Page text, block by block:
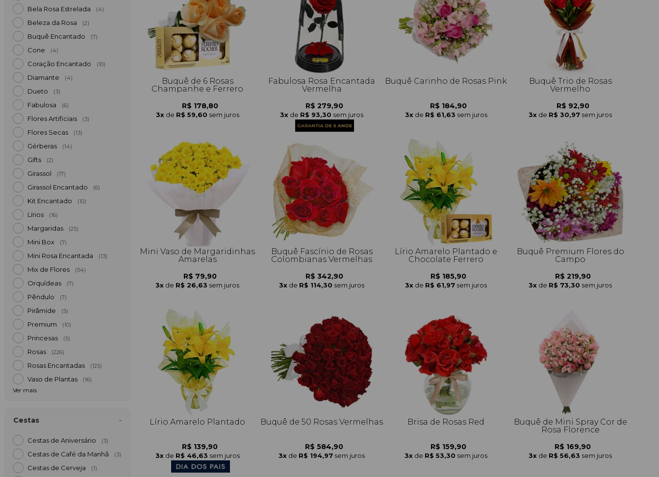
Bela Rosa Estrelada (4)
Beleza da Rosa (2)
Buquê Encantado (7)
Cone (4)
Coração Encantado (10)
Diamante (4)
Dueto (3)
Fabulosa (6)
Flores Artificiais (3)
Flores Secas (13)
Gérberas (14)
Gifts (2)
Girassol (17)
Girassol Encantado (6)
Kit Encantado (10)
Lírios (16)
Margaridas (25)
Mini Box (7)
Mini Rosa Encantada (13)
Mix de Flores (54)
Orquídeas (7)
Pêndulo (7)
Pirâmide (5)
Premium (10)
Princesas (5)
Rosas (226)
Rosas Encantadas (125)
Vaso de Plantas (16)
Ver mais
Cestas
Cestas de Aniversário (3)
Cestas de Café da Manh (3)
Cestas de Cerveja (1)
Buquê de 6 Rosas
Champanhe e Ferrero
R$ 178,80
3x de R$ 59,60 sem juros
Fabulosa Rosa Encantada
Vermelha
R$ 279,90
3x de R$ 93,30 sem juros
Buquê Carinho de Rosas Pink
R$ 184,90
3x de R$ 61,63 sem juros
Buquê Trio de Rosas
Vermelho
R$ 92,90
3x de R$ 30,97 sem juros
Mini Vaso de Margaridinhas
Amarelas
R$ 79,90
3x de R$ 26,63 sem juros
Buquê Fascínio de Rosas
Colombianas Vermelhas
R$ 342,90
3x de R$ 114,30 sem juros
Lírio Amarelo Plantado e
Chocolate Ferrero
R$ 185,90
3x de R$ 61,97 sem juros
Buquê Premium Flores do
Campo
R$ 219,90
3x de R$ 73,30 sem juros
Lírio Amarelo Plantado
R$ 139,90
3x de R$ 46,63 sem juros
Buquê de 50 Rosas Vermelhas
R$ 584,90
3x de R$ 194,97 sem juros
Brisa de Rosas Red
R$ 159,90
3x de R$ 53,30 sem juros
Buquê de Mini Spray Cor de
Rosa Florence
R$ 169,90
3x de R$ 56,63 sem juros